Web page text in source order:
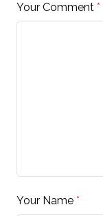
Your Comment *
Your Name *